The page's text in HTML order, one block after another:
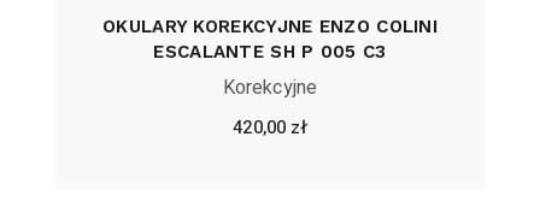
OKULARY KOREKCYJNE ENZO COLINI
ESCALANTE SH P 005 C3
Korekcyjne
420,00 zł